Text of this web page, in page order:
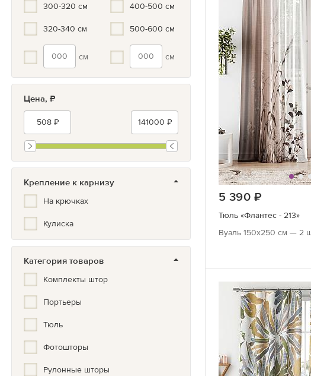
Серебристый
Бронза
300-320 см
320-340 см
см
400-500 см
500-600 см
см
Цена, ₽
Крепление к карнизу
На крючках
Кулиска
Категория товаров
Комплекты штор
Портьеры
Тюль
Фотошторы
Рулонные шторы
5 390
Тюль «Флантес - 213»
Вуаль 150х250 см — 2